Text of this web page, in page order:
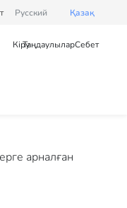
Pусский Қазақ
КіруТаңдаулыларСебет
арналған